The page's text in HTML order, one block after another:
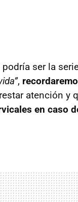
ser la
,
atención y
en caso